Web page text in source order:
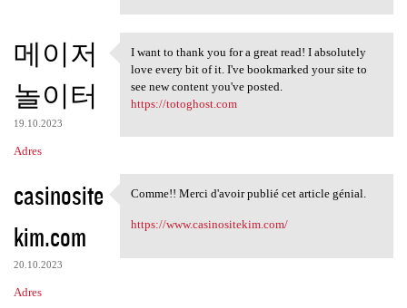
메이저
놀이터
19.10.2023
Adres
I want to thank you for a
I want to thank you for a great read! I absolutely
love every bit of it. I've bookmarked your site to
see new content you've posted.
https://totoghost.com
casinosite
kim.com
20.10.2023
Adres
Comme!! Merci d'avoir publié
Comme!! Merci d'avoir publié cet article génial.
https://www.casinositekim.com/